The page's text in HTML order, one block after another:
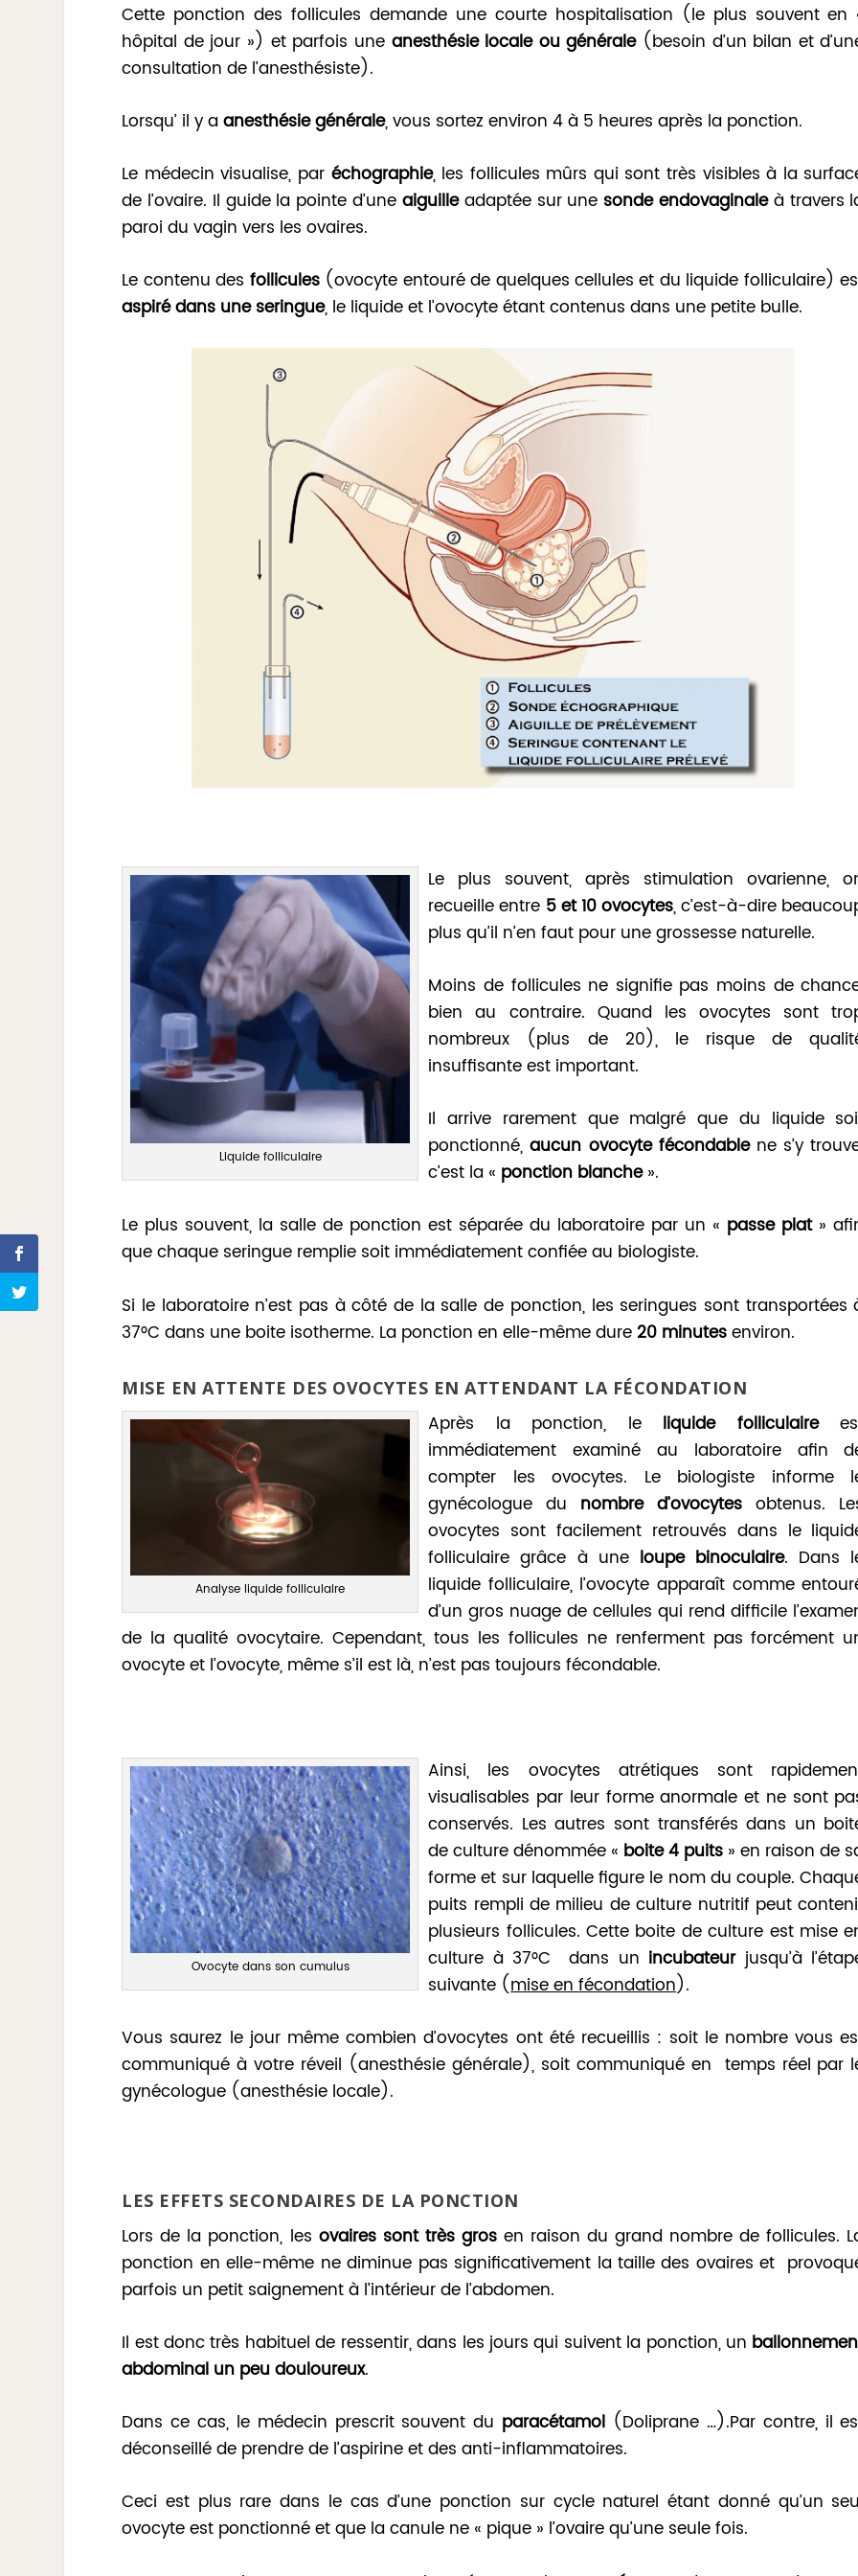
Cette ponction des follicules demande une courte hospitalisation (le plus souvent en
hôpital de jour ») et parfois une anesthésie locale ou générale(besoin d’un bilan et
consultation de l’anesthésiste).
Lorsqu’ il y aanesthésie générale, vous sortez environ 4 à 5 heures après la ponction.
Le médecin visualise, par échographie, les follicules mûrs qui sont très visibles à la
de l’ovaire. Il guide la pointe d’une aiguilleadaptée sur une sonde endovaginaleà travers
paroi du vagin vers les ovaires.
Le contenu des follicules(ovocyte entouré de quelques cellules et du liquide folliculaire)
aspiré dans une seringue, le liquide et l’ovocyte étant contenus dans une petite bulle.
Liquide folliculaire
Le plus souvent, après stimulation ovarienne,
recueille entre 5 et 10 ovocytes, c’est-à-dire
plus qu’il n’en faut pour une grossesse naturelle.
Moins de follicules ne signifie pas moins de
bien au contraire. Quand les ovocytes sont
nombreux (plus de 20), le risque de
insuffisante est important.
Il arrive rarement que malgré que du liquide
ponctionné,aucun ovocyte fécondablene s’y
c’est la « ponction blanche».
Le plus souvent, la salle de ponction est séparée du laboratoire par un « passe plat»
que chaque seringue remplie soit immédiatement confiée au biologiste.
Si le laboratoire n’est pas à côté de la salle de ponction, les seringues sont transportées
37°C dans une boite isotherme. La ponction en elle-même dure 20 minutesenviron.
MISE EN ATTENTE DES OVOCYTES EN ATTENDANT LA FÉCONDATION
Analyse liquide folliculaire
Après la ponction, le liquide folliculaire
immédiatement examiné au laboratoire afin
compter les ovocytes. Le biologiste informe
gynécologue du nombre d’ovocytes obtenus.
ovocytes sont facilement retrouvés dans le
folliculaire grâce à une loupe binoculaire. Dans
liquide folliculaire, l’ovocyte apparaît comme
d’un gros nuage de cellules qui rend difficile
de la qualité ovocytaire. Cependant, tous les follicules ne renferment pas forcément
ovocyte et l’ovocyte, même s’il est là, n’est pas toujours fécondable.
Ovocyte dans son cumulus
Ainsi, les ovocytes atrétiques sont
visualisables par leur forme anormale et ne sont
conservés. Les autres sont transférés dans un
de culture dénommée « boite 4 puits » en raison de
forme et sur laquelle figure le nom du couple.
puits rempli de milieu de culture nutritif peut
plusieurs follicules. Cette boite de culture est mise
culture à 37°C dans un incubateurjusqu’à
suivante (mise en fécondation).
Vous saurez le jour même combien d’ovocytes ont été recueillis : soit le nombre vous
communiqué à votre réveil (anesthésie générale), soit communiqué en temps réel par
gynécologue (anesthésie locale).
LES EFFETS SECONDAIRES DE LA PONCTION
Lors de la ponction, les ovaires sont très grosen raison du grand nombre de follicules.
ponction en elle-même ne diminue pas significativement la taille des ovaires et
parfois un petit saignement à l’intérieur de l’abdomen.
Il est donc très habituel de ressentir, dans les jours qui suivent la ponction, un
abdominal un peu douloureux.
Dans ce cas, le médecin prescrit souvent du paracétamol (Doliprane …).Par contre, il
déconseillé de prendre de l’aspirine et des anti-inflammatoires.
Ceci est plus rare dans le cas d’une ponction sur cycle naturel étant donné qu’un
ovocyte est ponctionné et que la canule ne « pique » l’ovaire qu’une seule fois.